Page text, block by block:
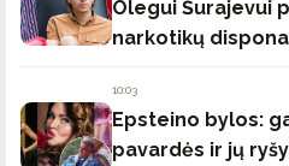
Olegui Šurajevui
narkotikų
10:03
Epsteino bylos:
pavardės ir jų